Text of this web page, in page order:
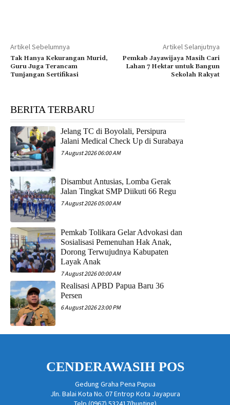
Artikel Sebelumnya
Tak Hanya Kekurangan Murid,
Guru Juga Terancam
Tunjangan Sertifikasi
Artikel Selanjutnya
Pemkab Jayawijaya Masih Cari
Lahan 7 Hektar untuk Bangun
Sekolah Rakyat
BERITA TERBARU
Jelang TC di Boyolali, Persipura
Jalani Medical Check Up di Surabaya
7 August 2026 06:00 AM
Disambut Antusias, Lomba Gerak
Jalan Tingkat SMP Diikuti 66 Regu
7 August 2026 05:00 AM
Pemkab Tolikara Gelar Advokasi dan
Sosialisasi Pemenuhan Hak Anak,
Dorong Terwujudnya Kabupaten
Layak Anak
7 August 2026 00:00 AM
Realisasi APBD Papua Baru 36
Persen
6 August 2026 23:00 PM
CENDERAWASIH POS
Gedung Graha Pena Papua
Jln. Balai Kota No. 07 Entrop Kota Jayapura